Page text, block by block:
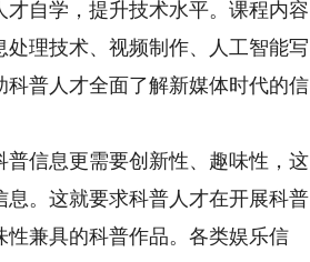
自学，提升技术水平。课程内容
理技术、视频制作、人工智能写
普人才全面了解新媒体时代的信
信息更需要创新性、趣味性，这
。这就要求科普人才在开展科普
兼具的科普作品。各类娱乐信